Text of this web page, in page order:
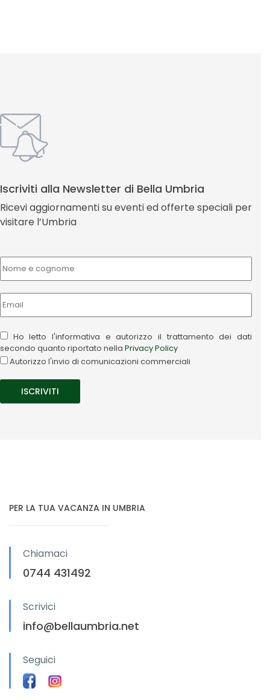
Iscriviti alla Newsletter di Bella Umbria
Ricevi aggiornamenti su eventi ed offerte speciali per
visitare l’Umbria
Ho letto l'informativa e autorizzo il trattamento dei dati
secondo quanto riportato nella Privacy Policy
Autorizzo l'invio di comunicazioni commerciali
PER LA TUA VACANZA IN UMBRIA
Chiamaci
0744 431492
Scrivici
info@bellaumbria.net
Seguici